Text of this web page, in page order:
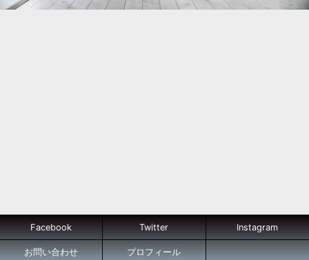
Facebook Twitter Instagram
お問い合わせ プロフィール